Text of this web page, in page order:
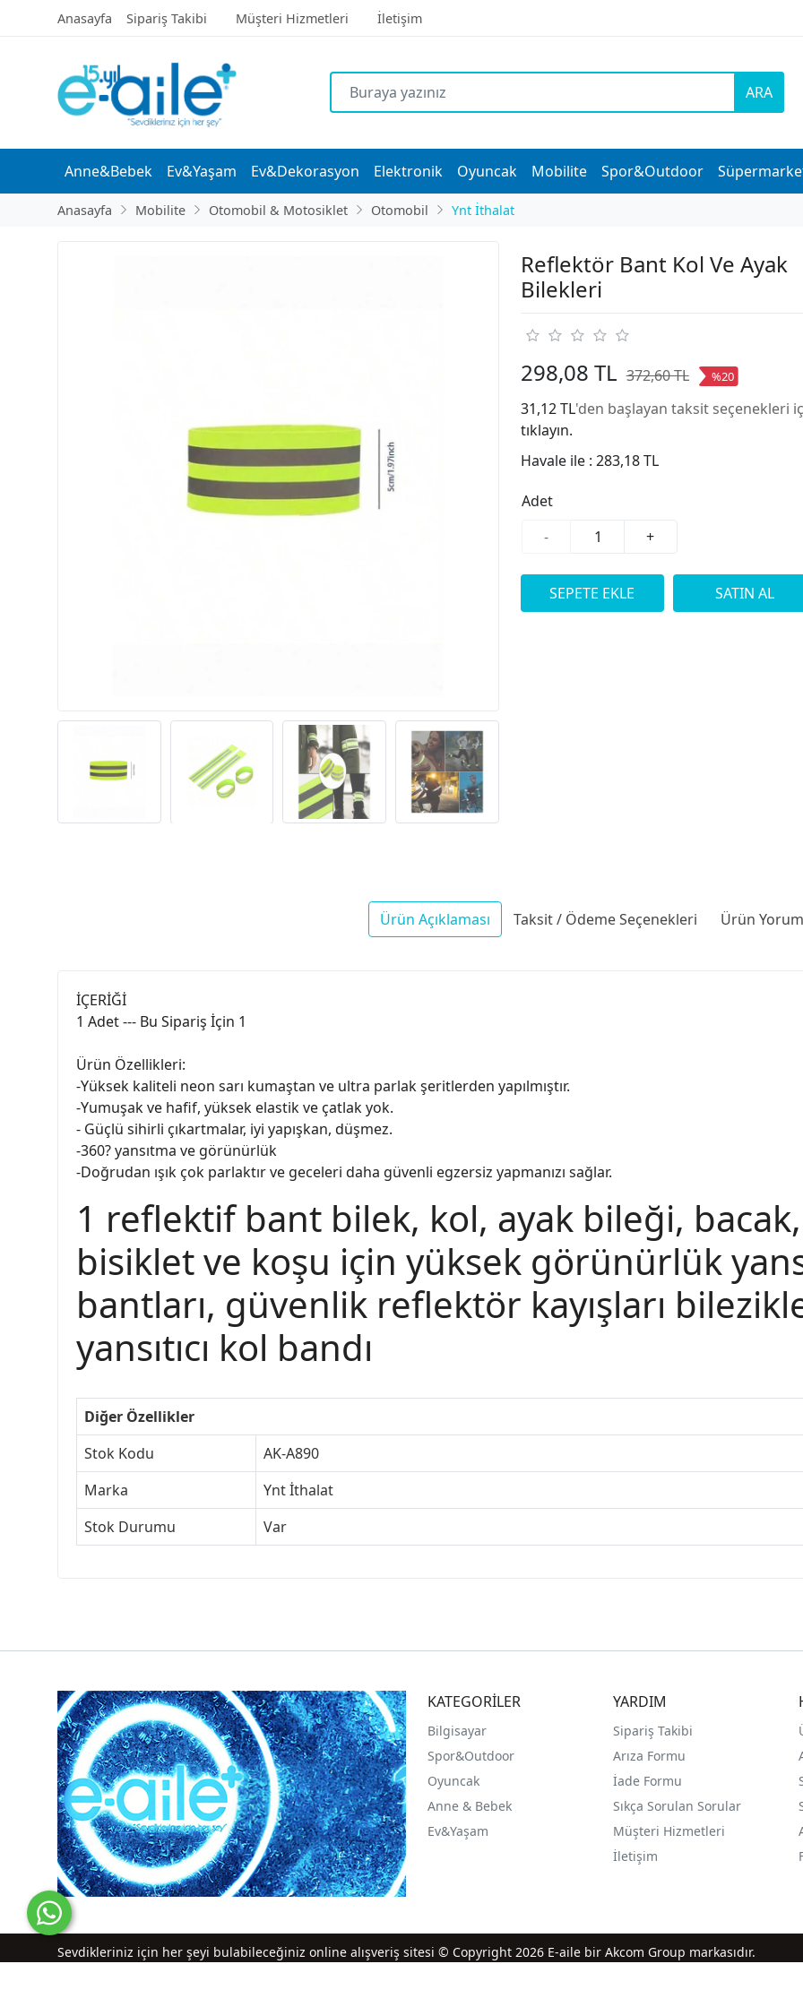
Anasayfa Sipariş Takibi Müşteri Hizmetleri İletişim
ARA
Anne&Bebek Ev&Yaşam Ev&Dekorasyon Elektronik Oyuncak Mobilite Spor&Outdoor
Anasayfa Mobilite Otomobil & Motosiklet Otomobil Ynt İthalat
Reflektör Bant Kol Ve Ayak
Bilekleri
298,08 TL 372,60 TL %20
31,12 TL'den başlayan taksit seçenekleri
tıklayın.
Havale ile : 283,18 TL
Adet
-
+
Ürün Açıklaması Taksit / Ödeme Seçenekleri Ürün
İÇERİĞİ
1 Adet --- Bu Sipariş İçin 1
Ürün Özellikleri:
-Yüksek kaliteli neon sarı kumaştan ve ultra parlak şeritlerden yapılmıştır.
-Yumuşak ve hafif, yüksek elastik ve çatlak yok.
- Güçlü sihirli çıkartmalar, iyi yapışkan, düşmez.
-360? yansıtma ve görünürlük
-Doğrudan ışık çok parlaktır ve geceleri daha güvenli egzersiz yapmanızı sağlar.
1 reflektif bant bilek, kol, ayak bileği,
bisiklet ve koşu için yüksek görünürlük
bantları, güvenlik reflektör kayışları
yansıtıcı kol bandı
Diğer Özellikler
Stok Kodu
AK-A890
Marka
Ynt İthalat
Stok Durumu
Var
KATEGORİLER
Bilgisayar
Spor&Outdoor
Oyuncak
Anne & Bebek
Ev&Yaşam
YARDIM
Sipariş Takibi
Arıza Formu
İade Formu
Sıkça Sorulan Sorular
Müşteri Hizmetleri
İletişim
Sevdikleriniz için her şeyi bulabileceğiniz online alışveriş sitesi © Copyright 2026 E-aile bir Akcom Group markasıdır.